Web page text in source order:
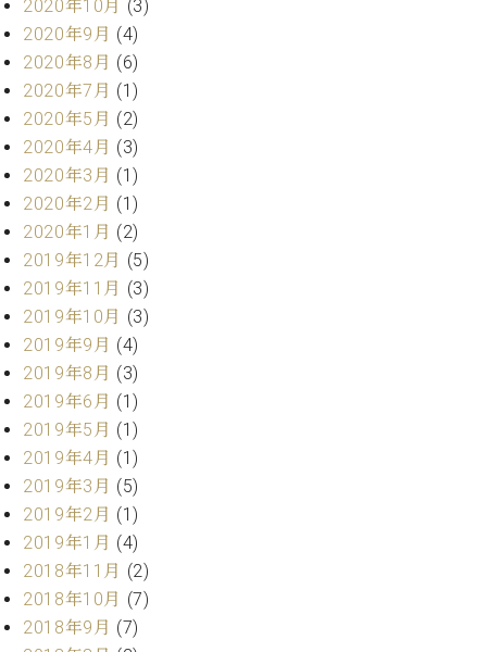
ィ
ス
ト
カ
ス
タ
マ
ー
サ
ー
ビ
ス
(
調
律
ア
タ
ー
サ
ー
ビ
(調
律)
2020年10月 (3)
2020年9月 (4)
2020年8月 (6)
2020年7月 (1)
2020年5月 (2)
2020年4月 (3)
2020年3月 (1)
2020年2月 (1)
2020年1月 (2)
2019年12月 (5)
2019年11月 (3)
2019年10月 (3)
2019年9月 (4)
2019年8月 (3)
2019年6月 (1)
2019年5月 (1)
2019年4月 (1)
2019年3月 (5)
2019年2月 (1)
2019年1月 (4)
2018年11月 (2)
2018年10月 (7)
2018年9月 (7)